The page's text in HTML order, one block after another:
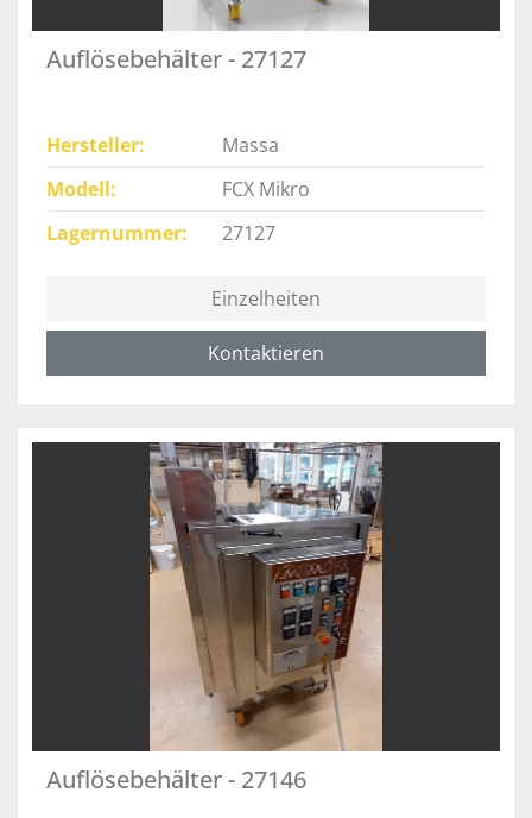
Auflösebehälter - 27127
Hersteller
Massa
Modell
FCX Mikro
Lagernummer
27127
Einzelheiten
Kontaktieren
Auflösebehälter - 27146